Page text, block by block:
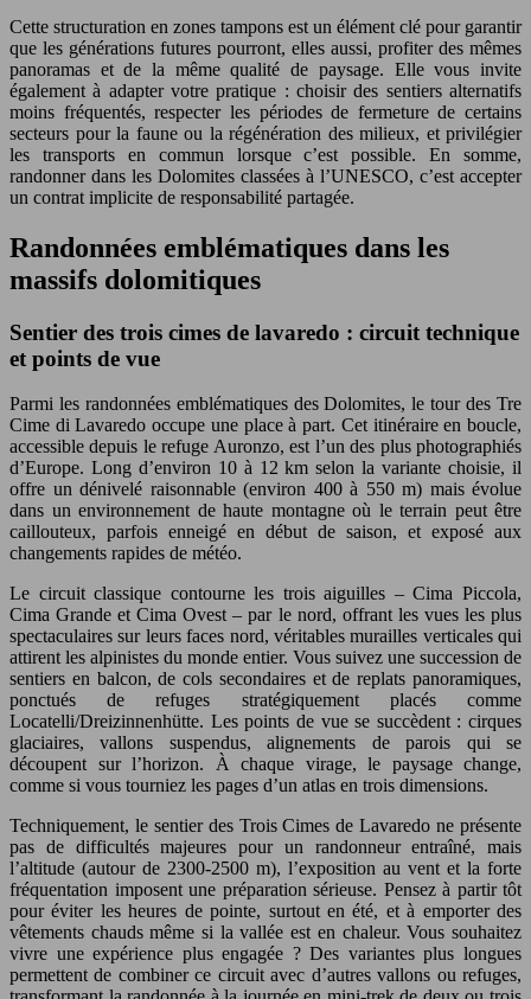
Cette structuration en zones tampons est un élément clé pour garantir
que les générations futures pourront, elles aussi, profiter des mêmes
panoramas et de la même qualité de paysage. Elle vous invite
également à adapter votre pratique : choisir des sentiers alternatifs
moins fréquentés, respecter les périodes de fermeture de certains
secteurs pour la faune ou la régénération des milieux, et privilégier
les transports en commun lorsque c’est possible. En somme,
randonner dans les Dolomites classées à l’UNESCO, c’est accepter
un contrat implicite de responsabilité partagée.
Randonnées emblématiques dans les
massifs dolomitiques
Sentier des trois cimes de lavaredo : circuit technique
et points de vue
Parmi les randonnées emblématiques des Dolomites, le tour des Tre
Cime di Lavaredo occupe une place à part. Cet itinéraire en boucle,
accessible depuis le refuge Auronzo, est l’un des plus photographiés
d’Europe. Long d’environ 10 à 12 km selon la variante choisie, il
offre un dénivelé raisonnable (environ 400 à 550 m) mais évolue
dans un environnement de haute montagne où le terrain peut être
caillouteux, parfois enneigé en début de saison, et exposé aux
changements rapides de météo.
Le circuit classique contourne les trois aiguilles – Cima Piccola,
Cima Grande et Cima Ovest – par le nord, offrant les vues les plus
spectaculaires sur leurs faces nord, véritables murailles verticales qui
attirent les alpinistes du monde entier. Vous suivez une succession de
sentiers en balcon, de cols secondaires et de replats panoramiques,
ponctués de refuges stratégiquement placés comme
Locatelli/Dreizinnenhütte. Les points de vue se succèdent : cirques
glaciaires, vallons suspendus, alignements de parois qui se
découpent sur l’horizon. À chaque virage, le paysage change,
comme si vous tourniez les pages d’un atlas en trois dimensions.
Techniquement, le sentier des Trois Cimes de Lavaredo ne présente
pas de difficultés majeures pour un randonneur entraîné, mais
l’altitude (autour de 2300-2500 m), l’exposition au vent et la forte
fréquentation imposent une préparation sérieuse. Pensez à partir tôt
pour éviter les heures de pointe, surtout en été, et à emporter des
vêtements chauds même si la vallée est en chaleur. Vous souhaitez
vivre une expérience plus engagée ? Des variantes plus longues
permettent de combiner ce circuit avec d’autres vallons ou refuges,